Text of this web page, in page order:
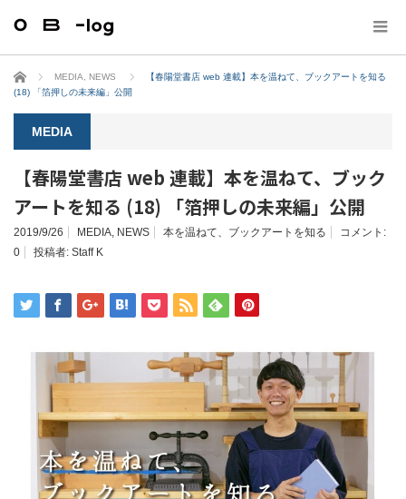
ホーム MEDIA NEWS
【春陽堂書店 web 連載】本を温ねて、ブックアートを知る
(18) 「箔押しの未来編」公開
MEDIA
【春陽堂書店 web 連載】本を温ねて、ブック
アートを知る (18) 「箔押しの未来編」公開
2019/9/26 MEDIA, NEWS 本を温ねて、ブックアートを知る
コメント:
0
投稿者: Staff K